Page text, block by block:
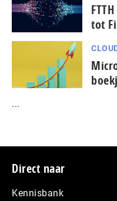
tot
...
Footer
Direct naar
Kennisbank